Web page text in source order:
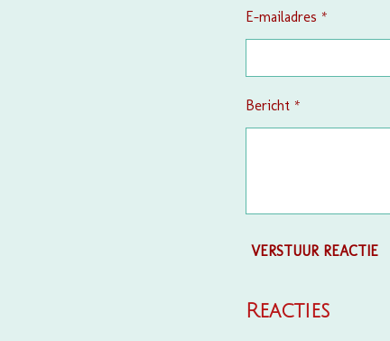
E-mailadres *
Bericht *
VERSTUUR REACTIE
Reacties